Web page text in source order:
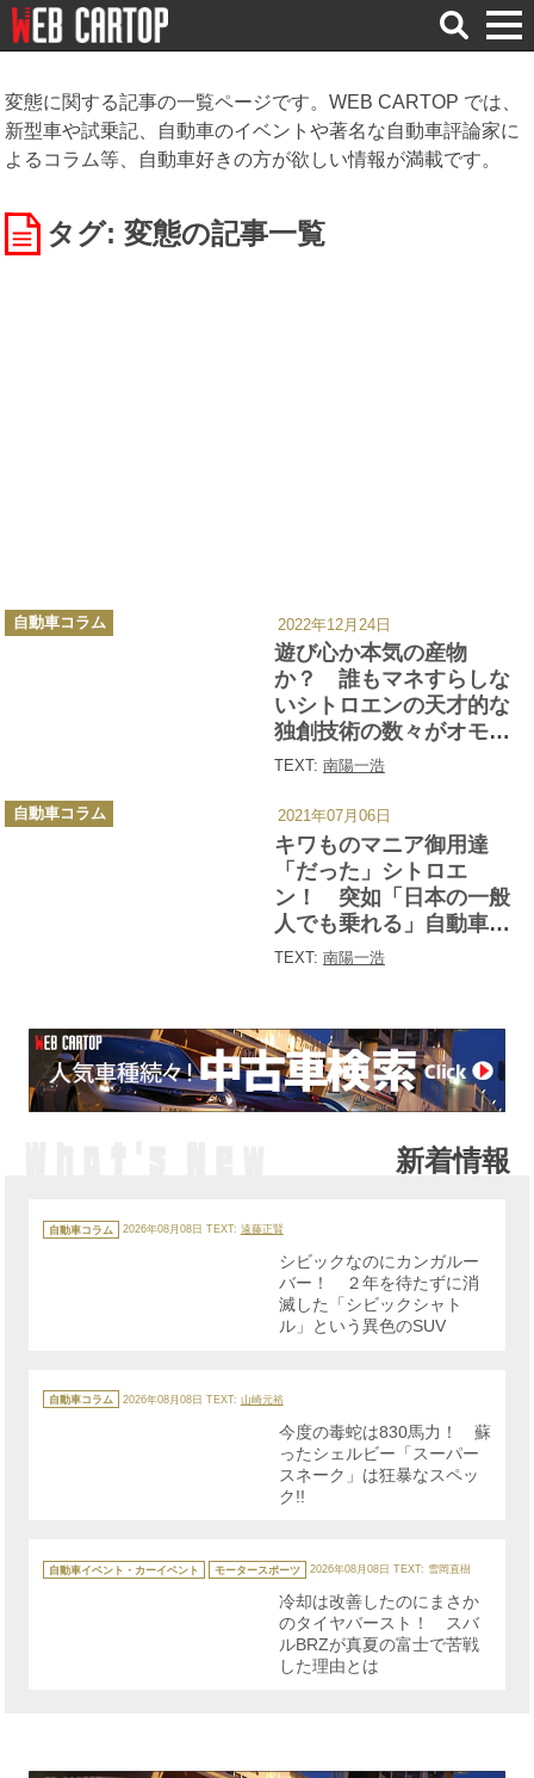
検
索
変態に関する記事の一覧ページです。WEB CARTOP では、
新型車や試乗記、自動車のイベントや著名な自動車評論家に
よるコラム等、自動車好きの方が欲しい情報が満載です。
タグ: 変態の記事一覧
遊び心か本気の産物
か？ 誰もマネすらしな
いシトロエンの天才的な
独創技術の数々がオモシ
ロすぎる
TEXT: 南陽一浩
カ
テ
自動車コラム 2022年12月24日
キワものマニア御用達
「だった」シトロエ
ン！ 突如「日本の一般
人でも乗れる」自動車メ
ーカーになったワケ
TEXT: 南陽一浩
カ
テ
自動車コラム 2021年07月06日
新着情報
テ
ゴ
自動車コラム 2026年08月08日 TEXT: 遠藤正賢
シビックなのにカンガルー
バー！ ２年を待たずに消
滅した「シビックシャト
ル」という異色のSUV
テ
ゴ
自動車コラム 2026年08月08日 TEXT: 山崎元裕
今度の毒蛇は830馬力！ 蘇
ったシェルビー「スーパー
スネーク」は狂暴なスペッ
ク!!
テ
ゴ
自動車イベント・カーイベント モータースポーツ 2026年08月08日 TEXT: 雪岡直樹
冷却は改善したのにまさか
のタイヤバースト！ スバ
ルBRZが真夏の富士で苦戦
した理由とは